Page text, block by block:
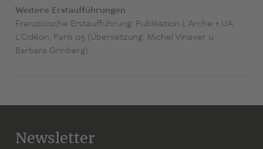
Müllcontainer.“ (Süddeutsche Zeitung)
Weitere Erstaufführungen
Französische Erstaufführung: Publikation L’Arche + UA
L’Odéon, Paris 05 (Übersetzung: Michel Vinaver u.
Barbara Grinberg)
Newsletter